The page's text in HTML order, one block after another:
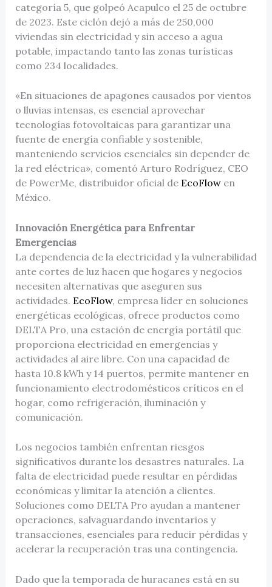
categoría 5, que golpeó Acapulco el 25 de octubre
de 2023. Este ciclón dejó a más de 250,000
viviendas sin electricidad y sin acceso a agua
potable, impactando tanto las zonas turísticas
como 234 localidades.
«En situaciones de apagones causados por vientos
o lluvias intensas, es esencial aprovechar
tecnologías fotovoltaicas para garantizar una
fuente de energía confiable y sostenible,
manteniendo servicios esenciales sin depender de
la red eléctrica», comentó Arturo Rodríguez, CEO
de PowerMe, distribuidor oficial de EcoFlowen
México.
Innovación Energética para Enfrentar
Emergencias
La dependencia de la electricidad y la vulnerabilidad
ante cortes de luz hacen que hogares y negocios
necesiten alternativas que aseguren sus
actividades. EcoFlow, empresa líder en soluciones
energéticas ecológicas, ofrece productos como
DELTA Pro, una estación de energía portátil que
proporciona electricidad en emergencias y
actividades al aire libre. Con una capacidad de
hasta 10.8 kWh y 14 puertos, permite mantener en
funcionamiento electrodomésticos críticos en el
hogar, como refrigeración, iluminación y
comunicación.
Los negocios también enfrentan riesgos
significativos durante los desastres naturales. La
falta de electricidad puede resultar en pérdidas
económicas y limitar la atención a clientes.
Soluciones como DELTA Pro ayudan a mantener
operaciones, salvaguardando inventarios y
transacciones, esenciales para reducir pérdidas y
acelerar la recuperación tras una contingencia.
Dado que la temporada de huracanes está en su